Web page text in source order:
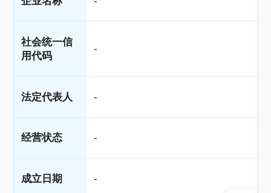
社会统一信
用代码
-
法定代表人 -
经营状态 -
成立日期 -